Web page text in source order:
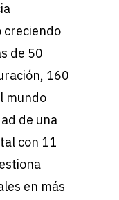
creciendo
de 50
160
mundo
de una
con 11
en más